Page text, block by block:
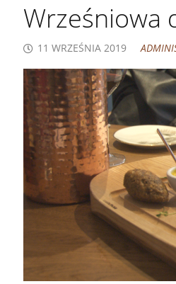
Wrześniowa
11 WRZEŚNIA 2019